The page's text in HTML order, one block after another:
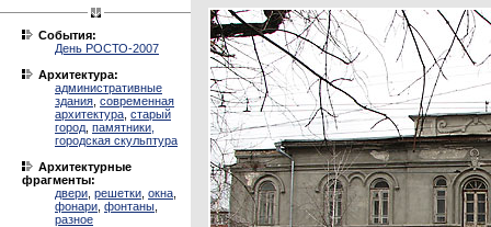
События:
День РОСТО-2007
Архитектура:
административные
здания современная
архитектура старый
город памятники,
городская скульптура
Архитектурные
фрагменты:
двери решетки окна
фонари фонтаны
разное